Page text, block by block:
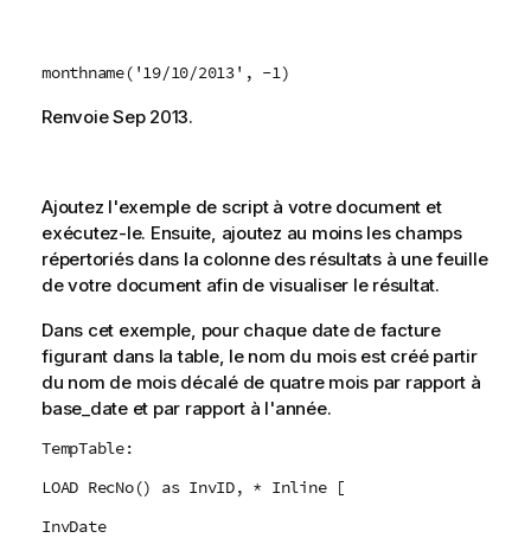
monthname('19/10/2013', -1)
RenvoieSep 2013.
Ajoutez l'exemple de script à votre document et
exécutez-le. Ensuite, ajoutez au moins les champs
répertoriés dans la colonne des résultats à une feuille
de votre document afin de visualiser le résultat.
Dans cet exemple, pour chaque date de facture
figurant dans la table, le nom du mois est créé partir
du nom de mois décalé de quatre mois par rapport à
base_dateet par rapport à l'année.
TempTable:
LOAD RecNo() as InvID, * Inline [
InvDate